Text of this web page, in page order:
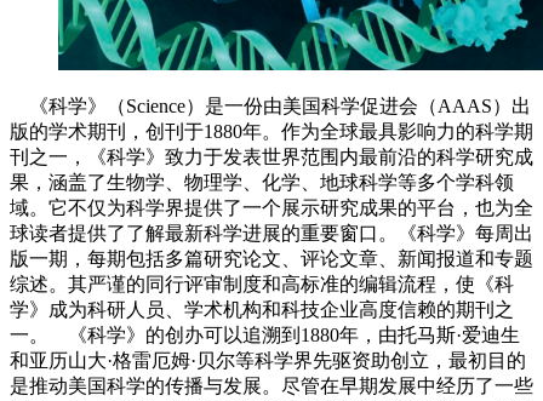
《科学》（Science）是一份由美国科学促进会（AAAS）出
版的学术期刊，创刊于1880年。作为全球最具影响力的科学期
刊之一，《科学》致力于发表世界范围内最前沿的科学研究成
果，涵盖了生物学、物理学、化学、地球科学等多个学科领
域。它不仅为科学界提供了一个展示研究成果的平台，也为全
球读者提供了了解最新科学进展的重要窗口。《科学》每周出
版一期，每期包括多篇研究论文、评论文章、新闻报道和专题
综述。其严谨的同行评审制度和高标准的编辑流程，使《科
学》成为科研人员、学术机构和科技企业高度信赖的期刊之
一。 《科学》的创办可以追溯到1880年，由托马斯·爱迪生
和亚历山大·格雷厄姆·贝尔等科学界先驱资助创立，最初目的
是推动美国科学的传播与发展。尽管在早期发展中经历了一些